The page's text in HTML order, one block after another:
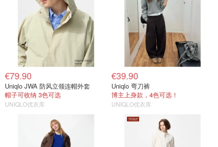
€79.90
Uniqlo JWA 防风立领连帽外套
帽子可收纳 3色可选
UNIQLO优衣库
€39.90
Uniqlo 弯刀裤
博主上身款，4色可选！
UNIQLO优衣库